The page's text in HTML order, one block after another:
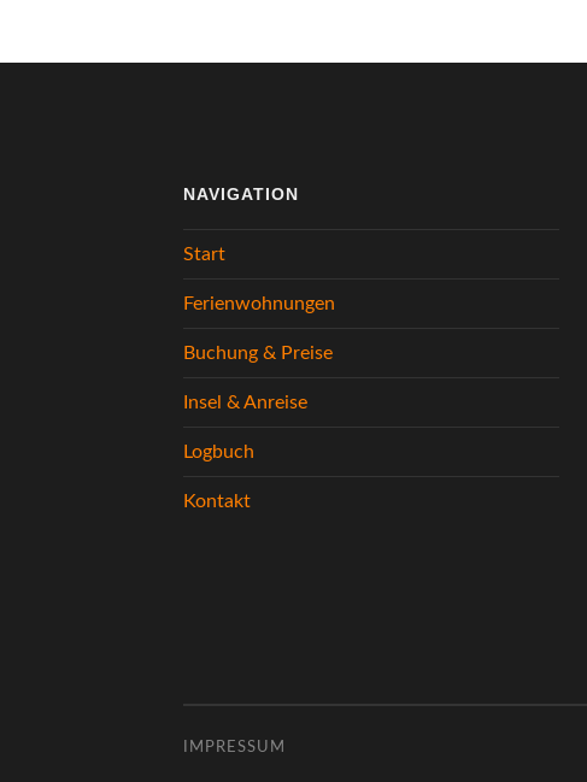
NAVIGATION
Start
Ferienwohnungen
Buchung & Preise
Insel & Anreise
Logbuch
Kontakt
IMPRESSUM